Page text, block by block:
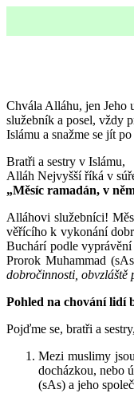
Chvála Alláhu, jen Jeho
služebník a posel, vždy
Islámu a snažme se jít po
Bratři a sestry v Islámu,
Alláh Nejvyšší říká v
„Měsíc ramadán, v
Alláhovi služebníci!
věřícího k vykonání
Buchárí podle
Prorok Muhammad
dobročinnosti, obvzláště
Pohled na chování lidí
Pojďme se, bratři a
Mezi muslimy
docházkou, nebo
(sAs) a jeho